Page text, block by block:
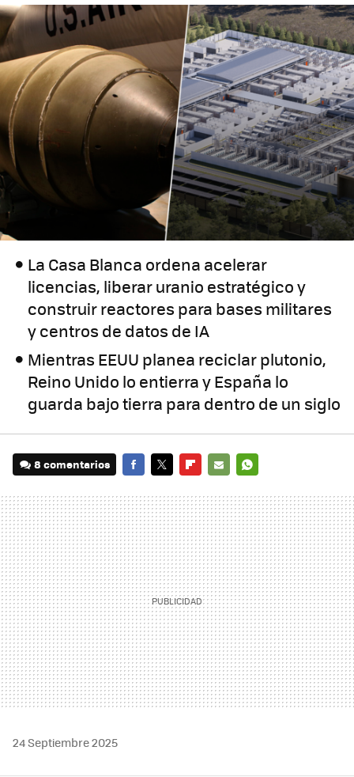
La Casa Blanca ordena acelerar
licencias, liberar uranio estratégico y
construir reactores para bases militares
y centros de datos de IA
Mientras EEUU planea reciclar plutonio,
Reino Unido lo entierra y España lo
guarda bajo tierra para dentro de un siglo
8 comentarios
MAIL
24 Septiembre 2025